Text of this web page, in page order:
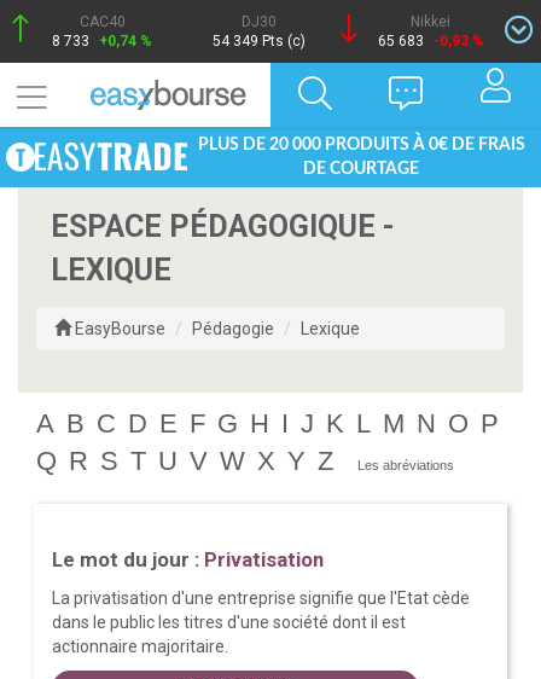
CAC40
8 733
+0,74 %
DJ30
54 349 Pts (c)
Nikkei
65 683
-0,93 %
PLUS DE 20 000 PRODUITS À 0€ DE FRAIS
DE COURTAGE
ESPACE PÉDAGOGIQUE -
LEXIQUE
EasyBourse Pédagogie Lexique
A B C D E F G H I J K L M N O P
Q R S T U V W X Y Z Les abréviations
Le mot du jour : Privatisation
La privatisation d'une entreprise signifie que l'Etat cède
dans le public les titres d'une société dont il est
actionnaire majoritaire.